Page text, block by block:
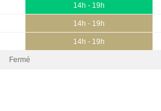
14h - 19h
14h - 19h
14h - 19h
Fermé